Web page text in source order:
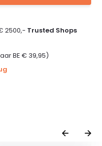
2500,- Trusted Shops
BE € 39,95)